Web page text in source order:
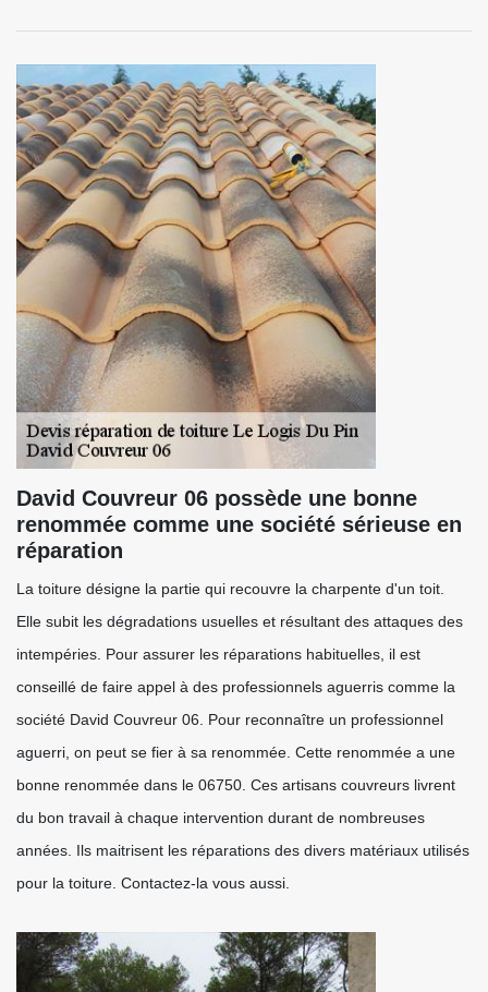
David Couvreur 06 possède une bonne
renommée comme une société sérieuse en
réparation
La toiture désigne la partie qui recouvre la charpente d'un toit.
Elle subit les dégradations usuelles et résultant des attaques des
intempéries. Pour assurer les réparations habituelles, il est
conseillé de faire appel à des professionnels aguerris comme la
société David Couvreur 06. Pour reconnaître un professionnel
aguerri, on peut se fier à sa renommée. Cette renommée a une
bonne renommée dans le 06750. Ces artisans couvreurs livrent
du bon travail à chaque intervention durant de nombreuses
années. Ils maitrisent les réparations des divers matériaux utilisés
pour la toiture. Contactez-la vous aussi.